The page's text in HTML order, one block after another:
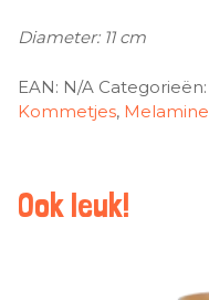
Diameter: 11 cm
EAN: N/A Categorieën:
Kommetjes, Melamine
Ook leuk!